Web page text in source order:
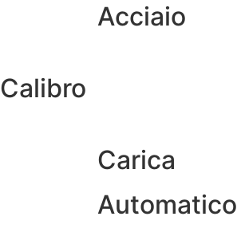
Acciaio
Calibro
Carica
Automatico